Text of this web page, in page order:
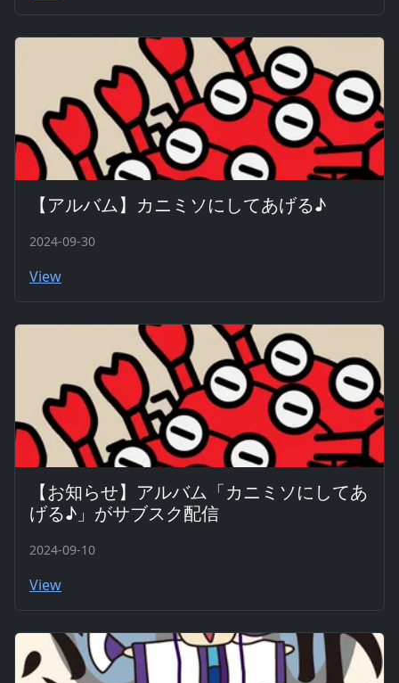
【アルバム】カニミソにしてあげる♪
2024-09-30
View
【お知らせ】アルバム「カニミソにしてあ
げる♪」がサブスク配信
2024-09-10
View